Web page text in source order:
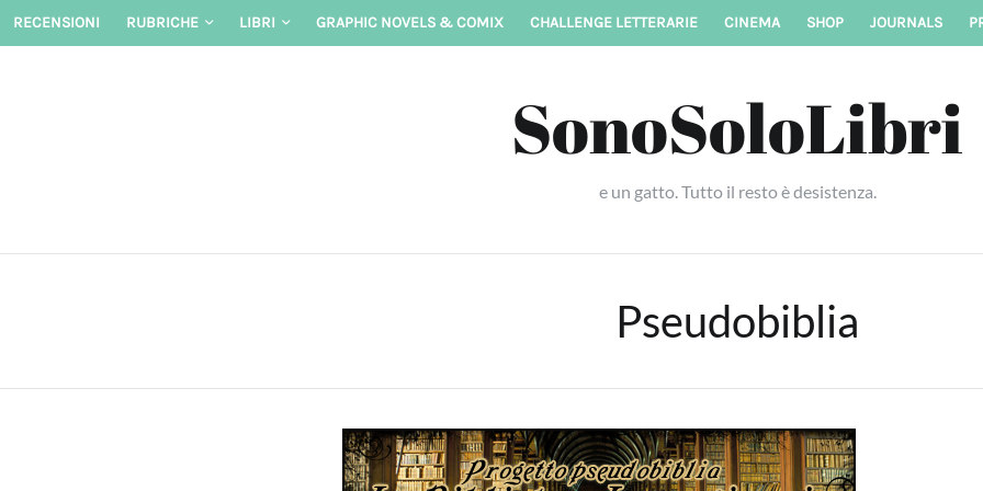
Skip
RECENSIONI RUBRICHE LIBRI GRAPHIC NOVELS & COMIX CHALLENGE LETTERARIE CINEMA SHOP JOURNALS
SonoSoloLibri
e un gatto. Tutto il resto è desistenza.
Pseudobiblia